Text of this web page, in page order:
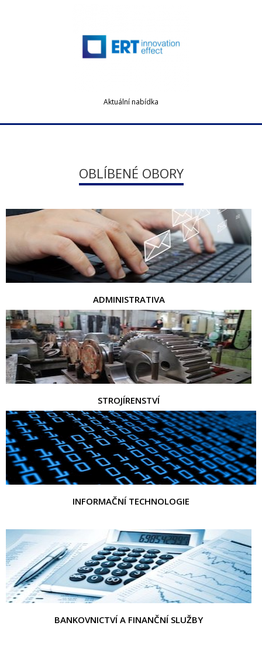
Aktuální nabídka
OBLÍBENÉ OBORY
ADMINISTRATIVA
STROJÍRENSTVÍ
INFORMAČNÍ TECHNOLOGIE
BANKOVNICTVÍ A FINANČNÍ SLUŽBY